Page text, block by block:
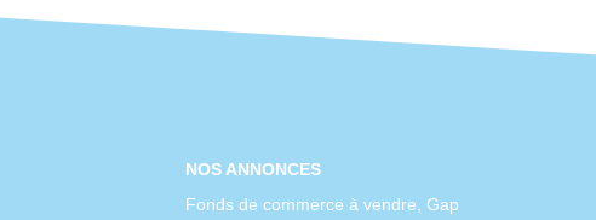
NOS ANNONCES
Fonds de commerce à vendre, Gap